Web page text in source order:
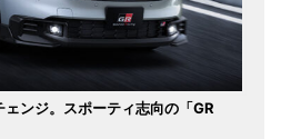
ェンジ。スポーティ志向の「GR